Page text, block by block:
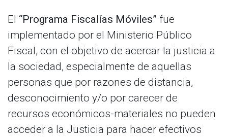
El “Programa Fiscalías Móviles” fue
implementado por el Ministerio Público
Fiscal, con el objetivo de acercar la justicia a
la sociedad, especialmente de aquellas
personas que por razones de distancia,
desconocimiento y/o por carecer de
recursos económicos-materiales no pueden
acceder a la Justicia para hacer efectivos